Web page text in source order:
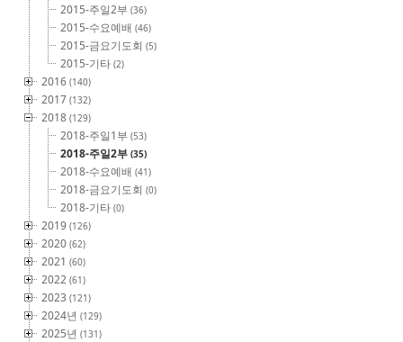
2015-주일2부(36)
2015-수요예배(46)
2015-금요기도회(5)
2015-기타(2)
2016(140)
2017(132)
2018(129)
2018-주일1부(53)
2018-주일2부(35)
2018-수요예배(41)
2018-금요기도회(0)
2018-기타(0)
2019(126)
2020(62)
2021(60)
2022(61)
2023(121)
2024년(129)
2025년(131)